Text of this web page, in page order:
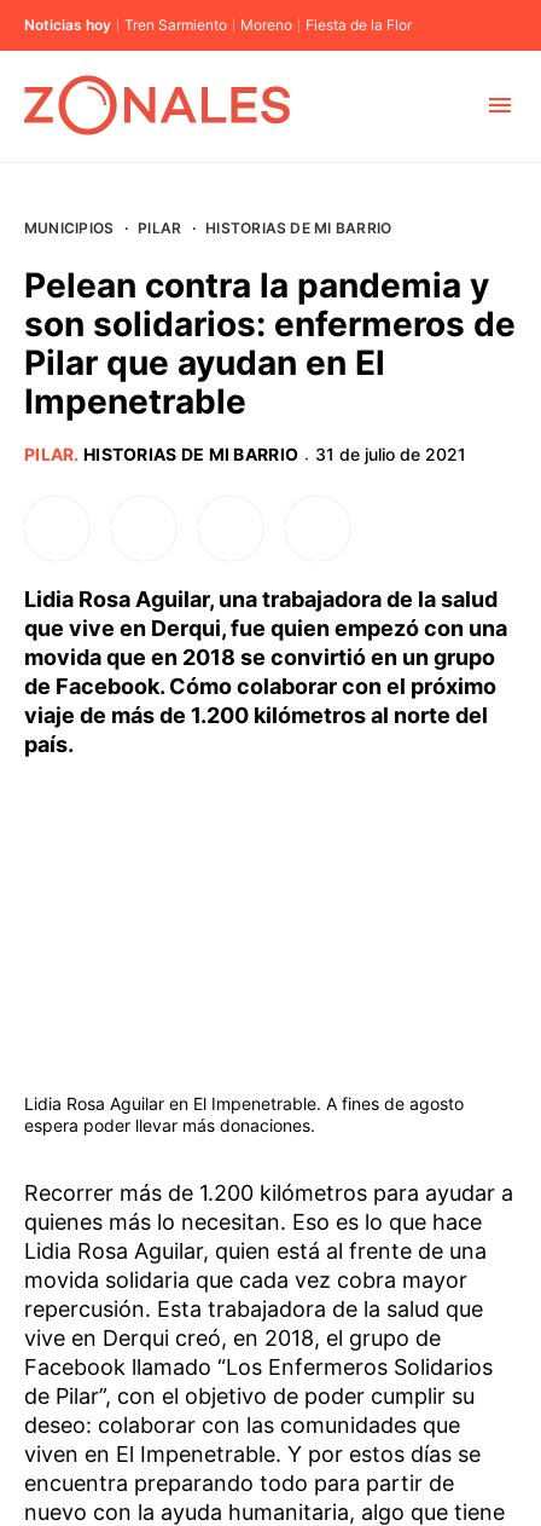
Noticias hoy Tren Sarmiento Moreno Fiesta de la Flor
BUENOS AIRES
PROVINCIAS
MUNICIPIOS · PILAR · HISTORIAS DE MI BARRIO
Pelean contra la pandemia y
son solidarios: enfermeros de
Pilar que ayudan en El
Impenetrable
PILAR. HISTORIAS DE MI BARRIO · 31 de julio de 2021
Lidia Rosa Aguilar, una trabajadora de la salud
que vive en Derqui, fue quien empezó con una
movida que en 2018 se convirtió en un grupo
de Facebook. Cómo colaborar con el próximo
viaje de más de 1.200 kilómetros al norte del
país.
Lidia Rosa Aguilar en El Impenetrable. A fines de agosto
espera poder llevar más donaciones.
Recorrer más de 1.200 kilómetros para ayudar a
quienes más lo necesitan. Eso es lo que hace
Lidia Rosa Aguilar, quien está al frente de una
movida solidaria que cada vez cobra mayor
repercusión. Esta trabajadora de la salud que
vive en Derqui creó, en 2018, el grupo de
Facebook llamado “Los Enfermeros Solidarios
de Pilar”, con el objetivo de poder cumplir su
deseo: colaborar con las comunidades que
viven en El Impenetrable. Y por estos días se
encuentra preparando todo para partir de
nuevo con la ayuda humanitaria, algo que tiene